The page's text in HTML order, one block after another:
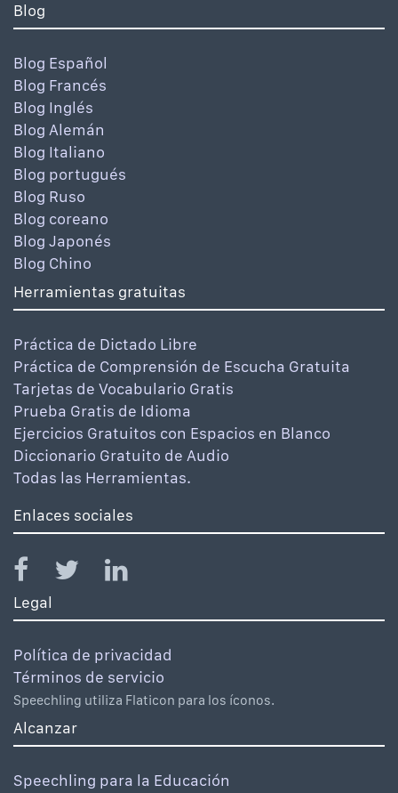
Blog
Blog Español
Blog Francés
Blog Inglés
Blog Alemán
Blog Italiano
Blog portugués
Blog Ruso
Blog coreano
Blog Japonés
Blog Chino
Herramientas gratuitas
Práctica de Dictado Libre
Práctica de Comprensión de Escucha Gratuita
Tarjetas de Vocabulario Gratis
Prueba Gratis de Idioma
Ejercicios Gratuitos con Espacios en Blanco
Diccionario Gratuito de Audio
Todas las Herramientas.
Enlaces sociales
Legal
Política de privacidad
Términos de servicio
Speechling utiliza Flaticon para los íconos.
Alcanzar
Speechling para la Educación